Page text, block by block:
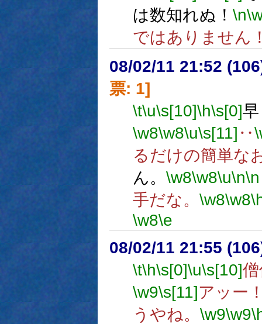
は数知れぬ！ \n
ではありません
08/02/11 21:52
票: 1]
\t\u\s[10]\h\s[0]
\w8\w8\u\s[11] ‥
るだけの簡単な
ん。 \w8\w8\u\n\n
手だな。 \w8\w8
\w8\e
08/02/11 21:55
\t\h\s[0]\u\s[10]
\w9\s[11]アッー
うやね。 \w9\w9